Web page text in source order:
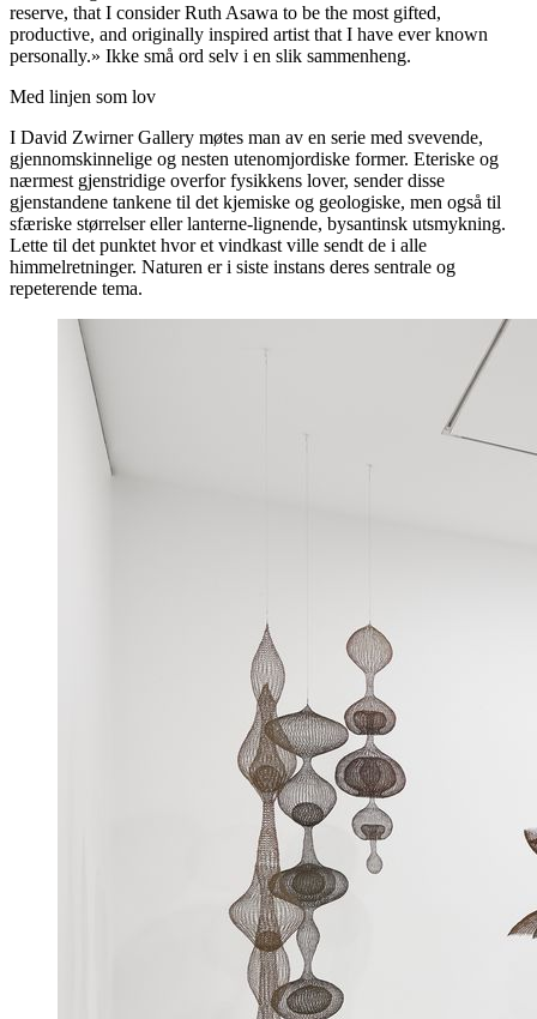
reserve, that I consider Ruth Asawa to be the most gifted,
productive, and originally inspired artist that I have ever known
personally.» Ikke små ord selv i en slik sammenheng.
Med linjen som lov
I David Zwirner Gallery møtes man av en serie med svevende,
gjennomskinnelige og nesten utenomjordiske former. Eteriske og
nærmest gjenstridige overfor fysikkens lover, sender disse
gjenstandene tankene til det kjemiske og geologiske, men også til
sfæriske størrelser eller lanterne-lignende, bysantinsk utsmykning.
Lette til det punktet hvor et vindkast ville sendt de i alle
himmelretninger. Naturen er i siste instans deres sentrale og
repeterende tema.